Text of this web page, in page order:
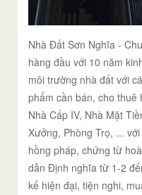
Nhà Đất Sơn Nghĩa -
hàng đầu với 10 năm
môi trường nhà đất với
phẩm cần bán, cho
Nhà Cấp IV, Nhà Mặt
Xưởng, Phòng Trọ, ...
hồng pháp, chứng từ
dẫn Định nghĩa từ 1-2
kế hiện đại, tiện nghi,